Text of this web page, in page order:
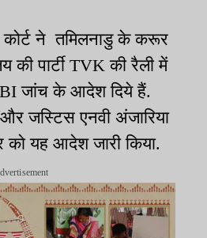
कोर्ट ने तमिलनाडु के करूर
की पार्टी TVK की रैली में
जांच के आदेश दिये हैं.
जस्टिस एनवी अंजारिया
यह आदेश जारी किया.